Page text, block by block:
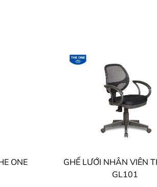
ONE
GHẾ LƯỚI NHÂN VIÊN
GL101